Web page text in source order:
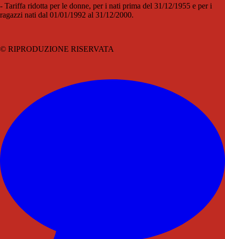
- Tariffa ridotta per le donne, per i nati prima del 31/12/1955 e per i
ragazzi nati dal 01/01/1992 al 31/12/2000.
© RIPRODUZIONE RISERVATA